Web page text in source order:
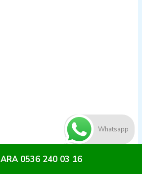
Whatsapp
ARA 0536 240 03 16